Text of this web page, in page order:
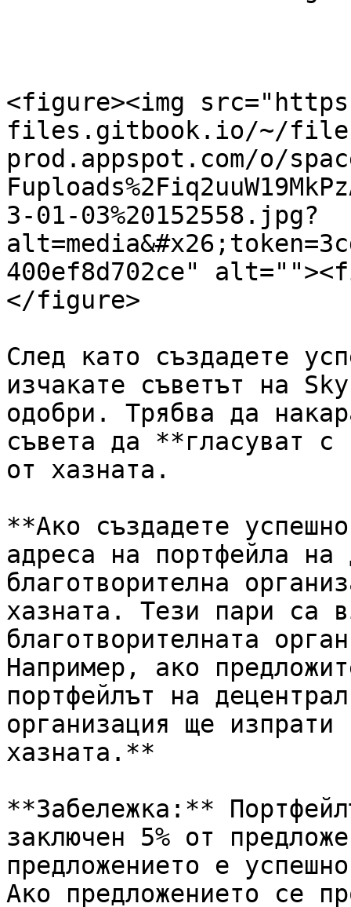
<figure><img
files.gitbook.io/~/
prod.appspot.com/o/
3-01-03%20152558.jpg?
400ef8d702ce"
</figure>
След като създадете
изчакате съветът на
одобри. Трябва да
съвета да **гласуват
от хазната.
**Ако създадете
адреса на портфейла на
благотворителна
хазната. Тези пари са
благотворителната
Например, ако
портфейлът на
организация ще
хазната.**
**Забележка:**
заключен 5% от
предложението е
Ако предложението се